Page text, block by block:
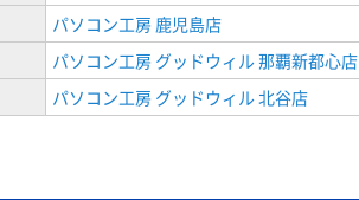
パソコン工房 鹿児島店
パソコン工房 グッドウィル 那覇新都心店
パソコン工房 グッドウィル 北谷店